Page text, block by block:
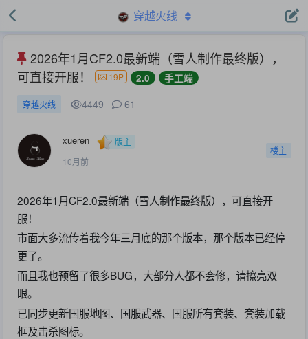
穿越火线
2026年1月CF2.0最新端（雪人制作最终版），
可直接开服！
19P 2.0 手工端
穿越火线 4449 61
xueren
版主
10月前
楼主
2026年1月CF2.0最新端（雪人制作最终版），可直接开
服！
市面大多流传着我今年三月底的那个版本，那个版本已经停
更了。
而且我也预留了很多BUG，大部分人都不会修，请擦亮双
眼。
已同步更新国服地图、国服武器、国服所有套装、套装加载
框及击杀图标。